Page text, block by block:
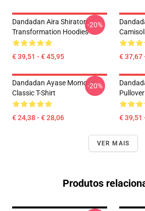
Dandadan Aira Shiratori
Transformation Hoodies
€ 39,51 - € 45,95
-20%
€ 37,67
Dandadan Ayase Momo
Classic T-Shirt
€ 24,38 - € 28,06
-20%
€ 39,51
VER MAIS
Produtos